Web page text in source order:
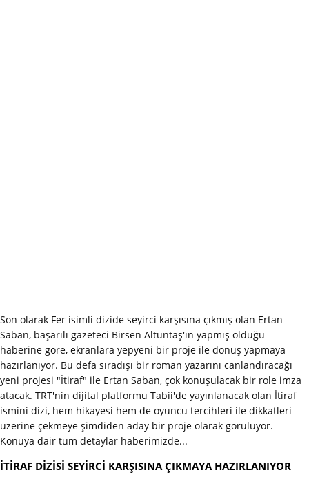
Son olarak Fer isimli dizide seyirci karşısına çıkmış olan Ertan
Saban, başarılı gazeteci Birsen Altuntaş'ın yapmış olduğu
haberine göre, ekranlara yepyeni bir proje ile dönüş yapmaya
hazırlanıyor. Bu defa sıradışı bir roman yazarını canlandıracağı
yeni projesi "İtiraf" ile Ertan Saban, çok konuşulacak bir role imza
atacak. TRT'nin dijital platformu Tabii'de yayınlanacak olan İtiraf
ismini dizi, hem hikayesi hem de oyuncu tercihleri ile dikkatleri
üzerine çekmeye şimdiden aday bir proje olarak görülüyor.
Konuya dair tüm detaylar haberimizde...
İTİRAF DİZİSİ SEYİRCİ KARŞISINA ÇIKMAYA HAZIRLANIYOR